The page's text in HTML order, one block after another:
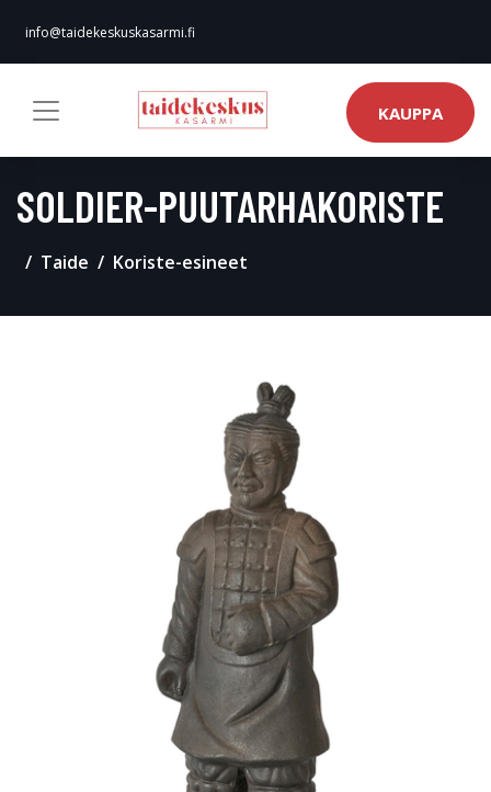
info@taidekeskuskasarmi.fi
KAUPPA
SOLDIER-PUUTARHAKORISTE
Taide Koriste-esineet